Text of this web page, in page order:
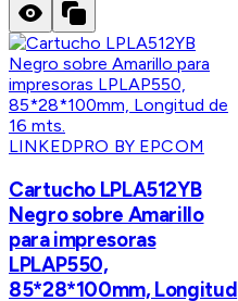
LINKEDPRO BY EPCOM
Cartucho LPLA512YB
Negro sobre Amarillo
para impresoras
LPLAP550,
85*28*100mm, Longitud